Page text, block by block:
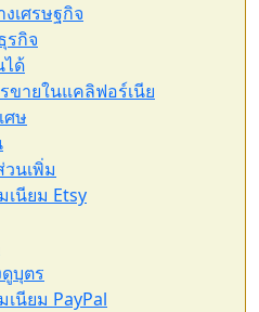
เศรษฐกิจ
รกิจ
ได้
ขายในแคลิฟอร์เนีย
ศษ
นเพิ่ม
นียม Etsy
บุตร
นียม PayPal